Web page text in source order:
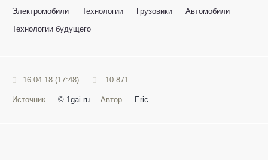
Электромобили Технологии Грузовики
Автомобили
Технологии будущего
16.04.18 (17:48) 10 871
Источник — © 1gai.ru Автор — Eric